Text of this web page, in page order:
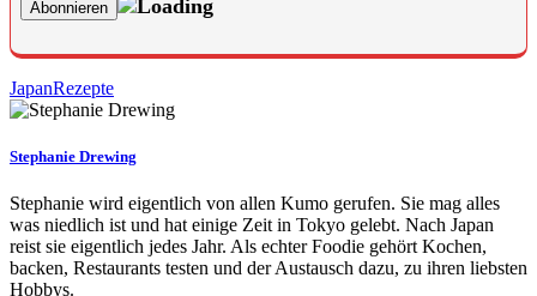
JapanRezepte
Stephanie Drewing
Stephanie wird eigentlich von allen Kumo gerufen. Sie mag alles
was niedlich ist und hat einige Zeit in Tokyo gelebt. Nach Japan
reist sie eigentlich jedes Jahr. Als echter Foodie gehört Kochen,
backen, Restaurants testen und der Austausch dazu, zu ihren liebsten
Hobbys.